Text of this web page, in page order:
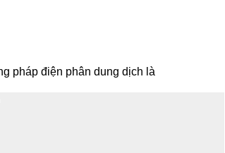
pháp điện phân dung dịch là